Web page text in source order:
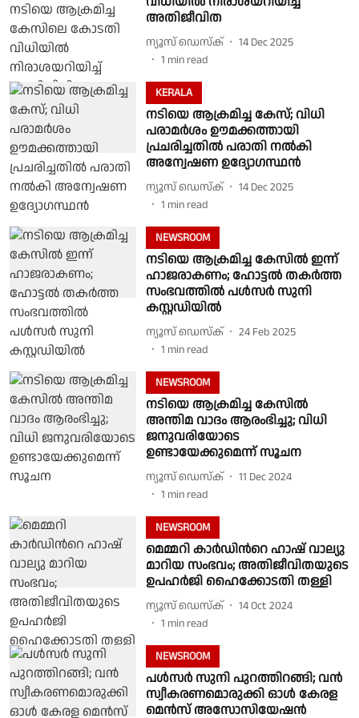
അതിജീവിത
ന്യൂസ് ഡെസ്ക്
14 Dec 2025
1 min read
KERALA
നടിയെ ആക്രമിച്ച കേസ്; വിധി
പരാമര്‍ശം ഊമക്കത്തായി
പ്രചരിച്ചതിൽ പരാതി നൽകി
അന്വേഷണ ഉദ്യോഗസ്ഥൻ
ന്യൂസ് ഡെസ്ക്
14 Dec 2025
1 min read
NEWSROOM
നടിയെ ആക്രമിച്ച കേസില്‍ ഇന്ന്
ഹാജരാകണം; ഹോട്ടൽ തകർത്ത
സംഭവത്തില്‍ പൾസർ സുനി
കസ്റ്റഡിയിൽ
ന്യൂസ് ഡെസ്ക്
24 Feb 2025
1 min read
NEWSROOM
നടിയെ ആക്രമിച്ച കേസിൽ
അന്തിമ വാദം ആരംഭിച്ചു; വിധി
ജനുവരിയോടെ
ഉണ്ടായേക്കുമെന്ന് സൂചന
ന്യൂസ് ഡെസ്ക്
11 Dec 2024
1 min read
NEWSROOM
മെമ്മറി കാര്‍ഡിന്‍റെ ഹാഷ് വാല്യു
മാറിയ സംഭവം; അതിജീവിതയുടെ
ഉപഹര്‍ജി ഹൈക്കോടതി തള്ളി
ന്യൂസ് ഡെസ്ക്
14 Oct 2024
1 min read
NEWSROOM
പള്‍സര്‍ സുനി പുറത്തിറങ്ങി; വൻ
സ്വീകരണമൊരുക്കി ഓള്‍ കേരള
മെന്‍സ് അസോസിയേഷന്‍